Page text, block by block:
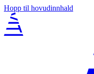
Hopp til hovudinnhald